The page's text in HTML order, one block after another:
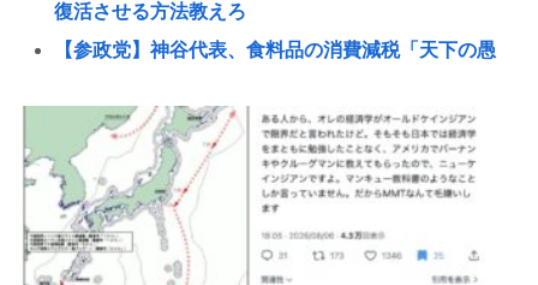
復活させる方法教えろ
【参政党】神谷代表、食料品の消費減税「天下の愚
NISA民、『オルカン』『S&P500』
『NASDAQ100』しか買わない
【画像】田舎の空、青すぎる😭
【╰⋃╯の殿堂】大型ディスカウントショップで「下
半身を露出した男を確保している」 31歳の男を現行